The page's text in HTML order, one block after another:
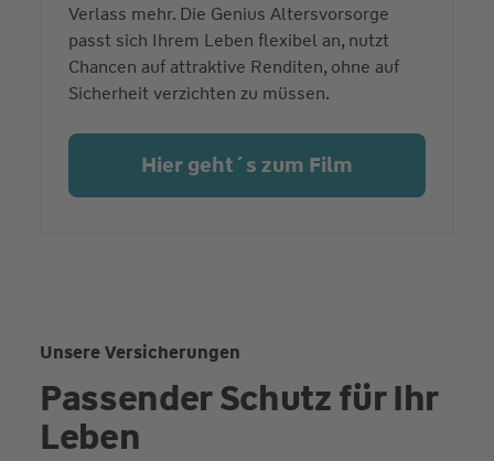
Verlass mehr. Die Genius Altersvorsorge
passt sich Ihrem Leben flexibel an, nutzt
Chancen auf attraktive Renditen, ohne auf
Sicherheit verzichten zu müssen.
Hier geht´s zum Film
Unsere Versicherungen
Passender Schutz für Ihr
Leben